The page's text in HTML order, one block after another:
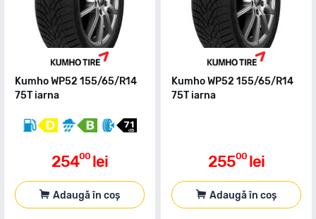
Kumho WP52 155/65/R14
75T iarna
25400 lei
Adaugă în coș
Kumho WP52 155/65/R14
75T iarna
25500 lei
Adaugă în coș